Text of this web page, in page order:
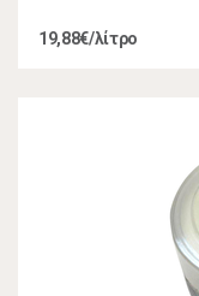
19,88€/λίτρο